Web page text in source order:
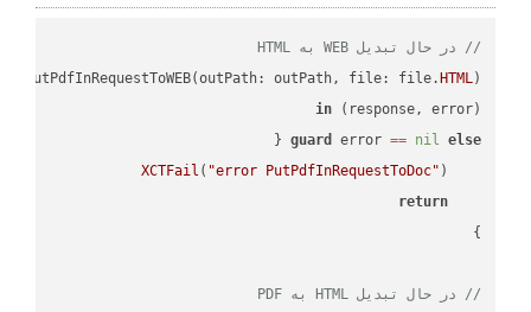
// در حال تبدیل WEB به HTML
.putPdfInRequestToWEB(outPath: outPath, file: file. HTML
(response, error)
in
guard
error == nil else
XCTFail ( "error PutPdfInRequestToDoc"
return
// در حال تبدیل HTML به PDF